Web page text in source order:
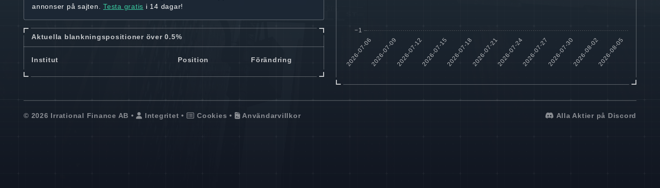
annonser på sajten. Testa gratis i 14 dagar!
Aktuella blankningspositioner över 0.5%
Institut Position Förändring
© 2026 Irrational Finance AB • Integritet • Cookies • Användarvillkor Alla Aktier på Discord